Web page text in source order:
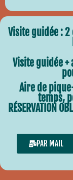
Visite guidée :
Visite guidée
Aire de
temps,
RÉSERVATION
PAR MAIL